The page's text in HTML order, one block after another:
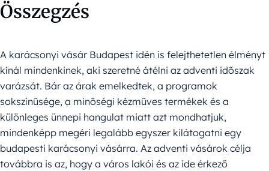
Összegzés
A karácsonyi vásár Budapest idén is felejthetetlen élményt
kínál mindenkinek, aki szeretné átélni az adventi időszak
varázsát. Bár az árak emelkedtek, a programok
sokszínűsége, a minőségi kézműves termékek és a
különleges ünnepi hangulat miatt azt mondhatjuk,
mindenképp megéri legalább egyszer kilátogatni egy
budapesti karácsonyi vásárra. Az adventi vásárok célja
továbbra is az, hogy a város lakói és az ide érkező